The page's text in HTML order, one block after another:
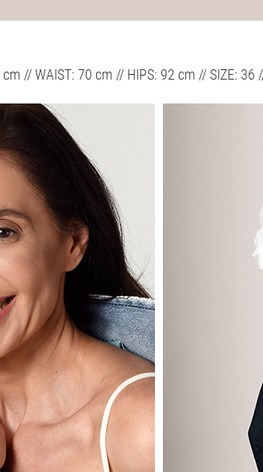
// WAIST: 70 cm // HIPS: 92 cm // SIZE: 36